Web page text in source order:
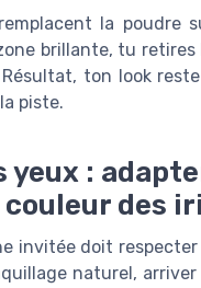
la poudre
brillante, tu
ton look
piste.
yeux :
des
invitée doit
naturel,